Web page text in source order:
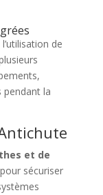
de
pendant la
et de
sécuriser